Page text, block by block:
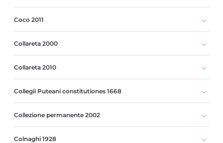
Coco 2011
Collareta 2000
Collareta 2010
Collegii Puteani constitutiones 1668
Collezione permanente 2002
Colnaghi 1928